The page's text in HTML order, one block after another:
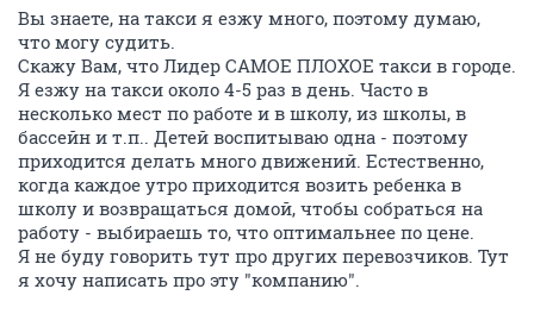
Вы знаете, на такси я езжу много, поэтому думаю,
что могу судить.
Скажу Вам, что Лидер САМОЕ ПЛОХОЕ такси в городе.
Я езжу на такси около 4-5 раз в день. Часто в
несколько мест по работе и в школу, из школы, в
бассейн и т.п.. Детей воспитываю одна - поэтому
приходится делать много движений. Естественно,
когда каждое утро приходится возить ребенка в
школу и возвращаться домой, чтобы собраться на
работу - выбираешь то, что оптимальнее по цене.
Я не буду говорить тут про других перевозчиков. Тут
я хочу написать про эту "компанию".